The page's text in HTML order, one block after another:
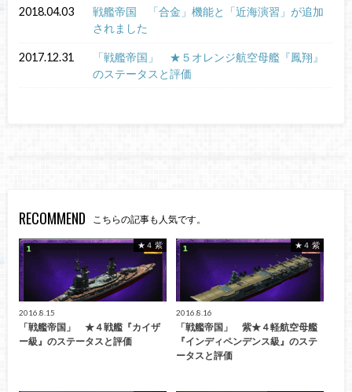
2018.04.03
戦艦帝国 「合金」機能と「近海演習」が追加
されました
2017.12.31
「戦艦帝国」 ★５オレンジ航空母艦『鳳翔』
のステータスと評価
RECOMMEND こちらの記事も人気です。
★４ 紫
2016.8.15
「戦艦帝国」 ★４戦艦『カイザ
ー級』のステータスと評価
★４ 紫
2016.8.16
「戦艦帝国」 紫★４軽航空母艦
『インディペンデンス級』のステ
ータスと評価